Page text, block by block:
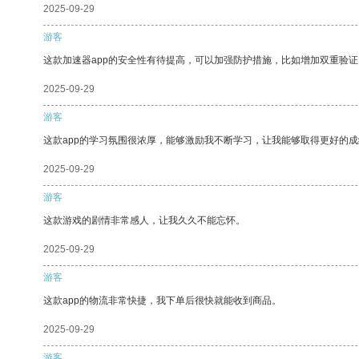
2025-09-29
游客
这款加速器app的安全性有待提高，可以加强防护措施，比如增加双重验
2025-09-29
游客
这款app的学习氛围很浓厚，能够激励我不断学习，让我能够取得更好的
2025-09-29
游客
这款游戏的剧情非常感人，让我久久不能忘怀。
2025-09-29
游客
这款app的物流非常快捷，我下单后很快就能收到商品。
2025-09-29